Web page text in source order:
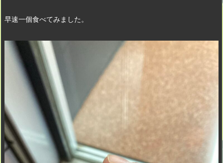
早速一個食べてみました。